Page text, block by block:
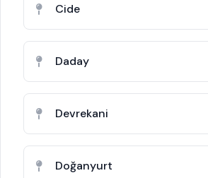
Cide
Daday
Devrekani
Doğanyurt